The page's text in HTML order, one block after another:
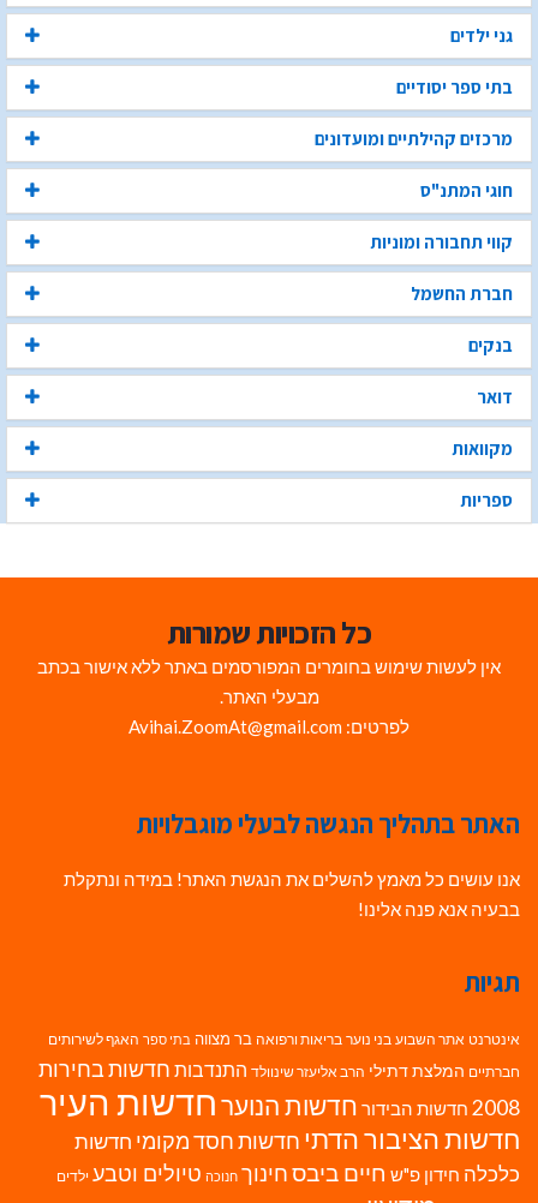
גני ילדים
בתי ספר יסודיים
מרכזים קהילתיים ומועדונים
חוגי המתנ"ס
קווי תחבורה ומוניות
חברת החשמל
בנקים
דואר
מקוואות
ספריות
כל הזכויות שמורות
אין לעשות שימוש בחומרים המפורסמים באתר ללא אישור בכתב
מבעלי האתר.
לפרטים: Avihai.ZoomAt@gmail.com
האתר בתהליך הנגשה לבעלי מוגבלויות
אנו עושים כל מאמץ להשלים את הנגשת האתר! במידה ונתקלת
בבעיה אנא פנה אלינו!
תגיות
אינטרנט אתר השבוע בני נוער בריאות ורפואה בר מצווה בתי ספר האגף לשירותים
חברתיים המלצת דתילי הרב אליעזר שינוולד התנדבות חדשות בחירות
2008 חדשות הבידור חדשות הנוערחדשות העיר
חדשות הציבור הדתי חדשות חסד מקומי חדשות
כלכלה חידון פ"ש חיים ביבסחינוך חנוכה טיולים וטבע ילדים